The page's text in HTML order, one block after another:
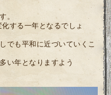
。
する一年となるでしょ
でも平和に近づいていくこ
い年となりますよう